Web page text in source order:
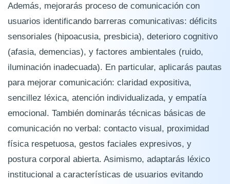
Además, mejorarás proceso de comunicación con
usuarios identificando barreras comunicativas: déficits
sensoriales (hipoacusia, presbicia), deterioro cognitivo
(afasia, demencias), y factores ambientales (ruido,
iluminación inadecuada). En particular, aplicarás pautas
para mejorar comunicación: claridad expositiva,
sencillez léxica, atención individualizada, y empatía
emocional. También dominarás técnicas básicas de
comunicación no verbal: contacto visual, proximidad
física respetuosa, gestos faciales expresivos, y
postura corporal abierta. Asimismo, adaptarás léxico
institucional a características de usuarios evitando